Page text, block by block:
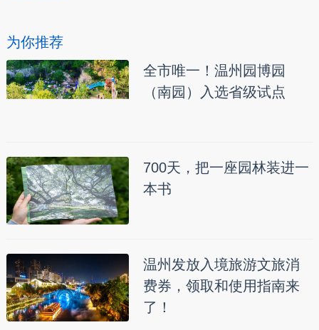
为你推荐
全市唯一！温州园博园
（南园）入选省级试点
700天，把一座园林装进一
本书
温州发放入境旅游文旅消
费券，领取和使用指南来
了！